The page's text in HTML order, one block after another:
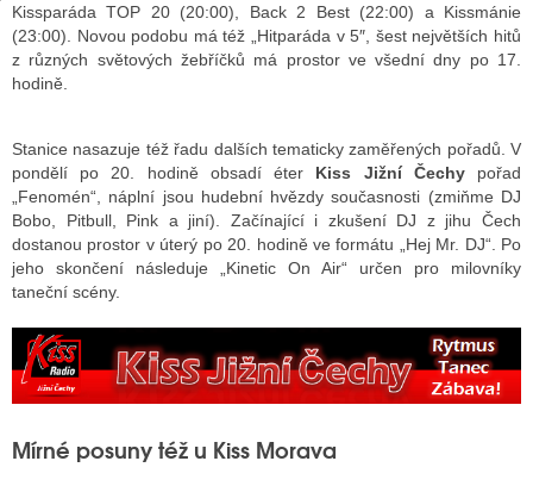
Kissparáda TOP 20 (20:00), Back 2 Best (22:00) a Kissmánie
(23:00). Novou podobu má též „Hitparáda v 5″, šest největších hitů
z různých světových žebříčků má prostor ve všední dny po 17.
hodině.
Stanice nasazuje též řadu dalších tematicky zaměřených pořadů. V
pondělí po 20. hodině obsadí éter Kiss Jižní Čechypořad
„Fenomén“, náplní jsou hudební hvězdy současnosti (zmiňme DJ
Bobo, Pitbull, Pink a jiní). Začínající i zkušení DJ z jihu Čech
dostanou prostor v úterý po 20. hodině ve formátu „Hej Mr. DJ“. Po
jeho skončení následuje „Kinetic On Air“ určen pro milovníky
taneční scény.
Mírné posuny též u Kiss Morava